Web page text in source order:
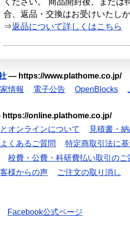
ください。 商品開封後、または
合、返品・交換はお受けいたし
⇒返品について詳しくはこちら
— https://www.plathome.co.jp/
情報 電子公告 OpenBlocks
https://online.plathome.co.jp/
オンラインについて
見積書・
よくあるご質問
特定商取引法に
校費・公費・科研費払い取引のご
様からの声 ご注文の取り消し
Facebook公式ページ